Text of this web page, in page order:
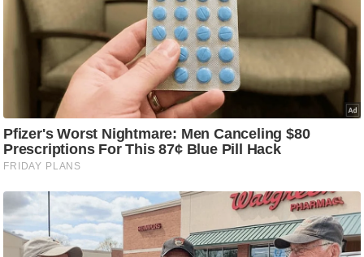
फि
त्रा
रि
ले
न
शि
प